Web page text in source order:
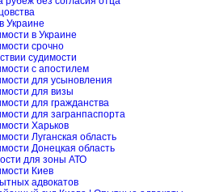
Украине
в Украине
срочно
судимости
с апостилем
для усыновления
для визы
для гражданства
для загранпаспорта
Харьков
Луганская область
Донецкая область
для зоны АТО
Киев
адвокатов